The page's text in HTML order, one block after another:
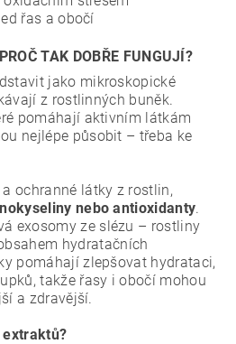
řas a obočí
TAK DOBŘE FUNGUJÍ?
jako mikroskopické
z rostlinných buněk.
pomáhají aktivním látkám
nejlépe působit – třeba ke
ochranné látky z rostlin,
nebo antioxidanty.
exosomy ze slézu – rostliny
hydratačních
pomáhají zlepšovat hydrataci,
takže řasy i obočí mohou
a zdravější.